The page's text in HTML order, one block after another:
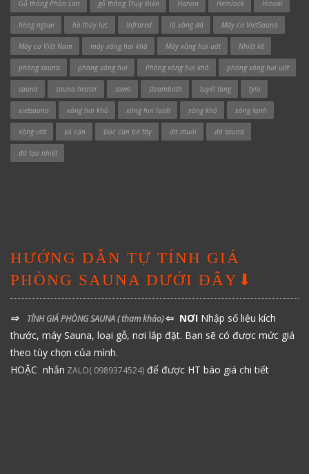
Gỗ thông Phần Lan gỗ thông Thụy Điển Harvia Hemlock Hinoki
hồng ngoại hồ thủy lực Infrared lò xông đá Máy cơ VietSauna
Máy cơ Việt Nam máy xông hơi khô Máy xông hơi ướt Nhiệt kế
phòng sauna phòng xông hơi Phòng xông hơi khô phòng xông hơi ướt
sauna sauna heater sawo steambath tuyết tùng tylo
vietsauna xông hơi khô xông hơi lạnh xông khô xông lạnh
xông ướt xả cặn Độc cần bờ tây đá muối đá sauna
đá tạo nhiệt
HƯỚNG DẪN TỰ TÍNH GIÁ
PHÒNG SAUNA DƯỚI ĐÂY⬇
⇨ TÍNH GIÁ PHÒNG SAUNA( tham khảo)⇦ NƠI Nhập số liệu kích
thước, máy Sauna, loại gỗ, nơi lắp đặt. Bạn sẽ có được mức giá
theo tùy chọn của mình.
HOẶC nhắn ZALO( 0989374524) để được HT báo giá chi tiết